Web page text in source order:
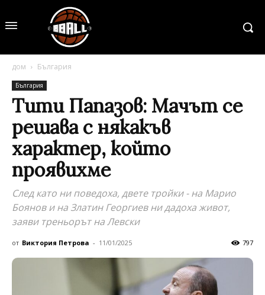
дом България
България
Тити Папазов: Мачът се
решава с някакъв
характер, който
проявихме
След като ни поведоха, двете тройки - на Марио
Боянов и на Златин Георгиев ни дадоха живот,
заяви треньорът на Левски
от Виктория Петрова - 11/01/2025 797